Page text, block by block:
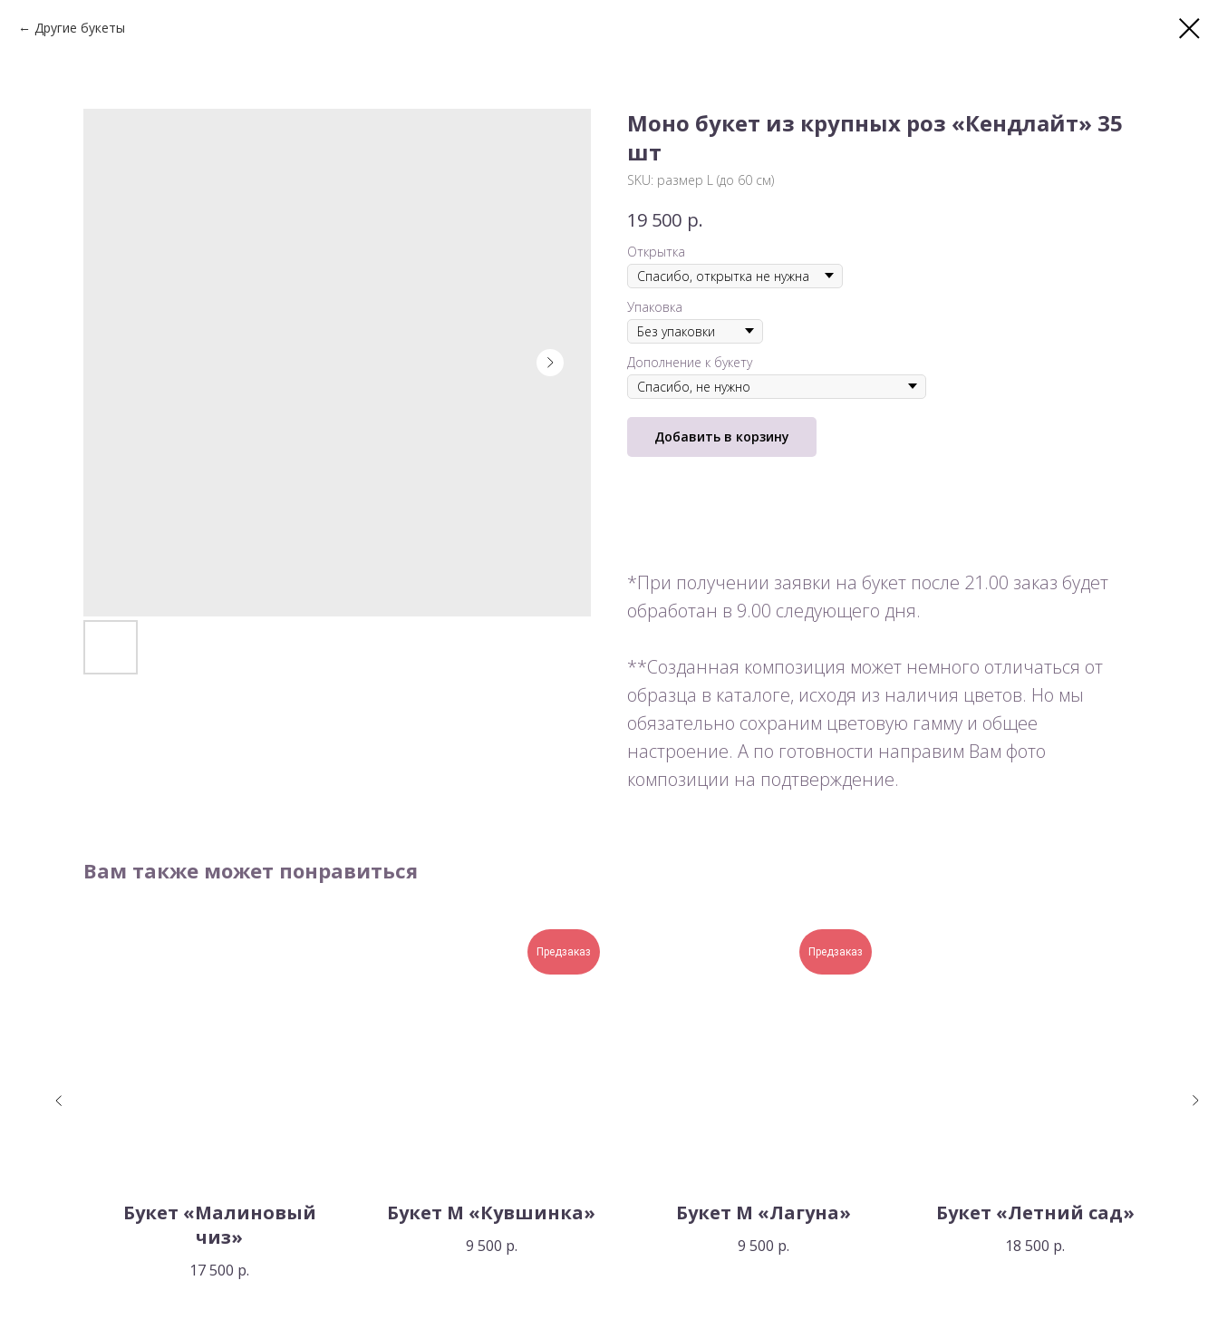
Другие букеты
Моно букет из крупных роз «Кендлайт» 35
шт
SKU: размер L (до 60 см)
19 500 р.
Открытка
Упаковка
Дополнение к букету
Добавить в корзину
*При получении заявки на букет после 21.00 заказ будет
обработан в 9.00 следующего дня.
**Созданная композиция может немного отличаться от
образца в каталоге, исходя из наличия цветов. Но мы
обязательно сохраним цветовую гамму и общее
настроение. А по готовности направим Вам фото
композиции на подтверждение.
Вам также может понравиться
Букет «Малиновый
чиз»
17 500 р.
Предзаказ
Букет М «Кувшинка»
9 500 р.
Предзаказ
Букет М «Лагуна»
9 500 р.
Букет «Летний сад»
18 500 р.